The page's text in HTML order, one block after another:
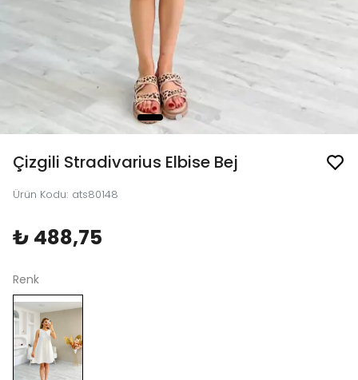
Çizgili Stradivarius Elbise Bej
Ürün Kodu: ats80148
₺ 488,75
Renk